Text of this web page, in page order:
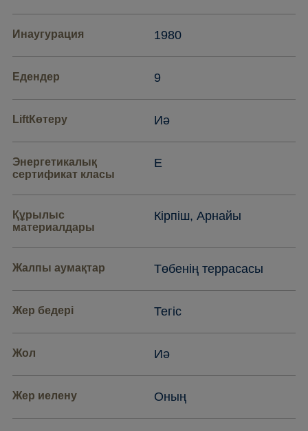
Инаугурация 1980
Едендер 9
LiftКөтеру Иә
Энергетикалық
сертификат класы
E
Құрылыс
материалдары
Кірпіш, Арнайы
Жалпы аумақтар Төбенің террасасы
Жер бедері Тегіс
Жол Иә
Жер иелену Оның